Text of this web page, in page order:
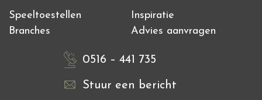
Speeltoestellen
Inspiratie
Branches
Advies aanvragen
0516 – 441 735
Stuur een bericht